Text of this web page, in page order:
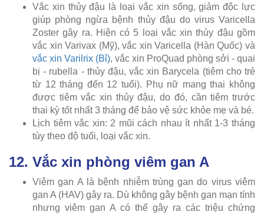
Vắc xin thủy đậu là loại vắc xin sống, giảm độc lực
giúp phòng ngừa bệnh thủy đậu do virus Varicella
Zoster gây ra. Hiện có 5 loại vắc xin thủy đậu gồm
vắc xin Varivax (Mỹ), vắc xin Varicella (Hàn Quốc) và
vắc xin Varilrix (Bỉ), vắc xin ProQuad phòng sởi - quai
bị - rubella - thủy đậu, vắc xin Barycela (tiêm cho trẻ
từ 12 tháng đến 12 tuổi). Phụ nữ mang thai không
được tiêm vắc xin thủy đậu, do đó, cần tiêm trước
thai kỳ tốt nhất 3 tháng để bảo vệ sức khỏe mẹ và bé.
Lịch tiêm vắc xin: 2 mũi cách nhau ít nhất 1-3 tháng
tùy theo độ tuổi, loại vắc xin.
12. Vắc xin phòng viêm gan A
Viêm gan A là bệnh nhiễm trùng gan do virus viêm
gan A (HAV) gây ra. Dù không gây bệnh gan mạn tính
nhưng viêm gan A có thể gây ra các triệu chứng